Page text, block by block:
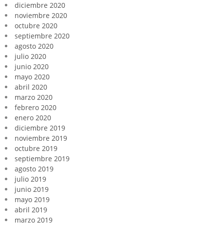
diciembre 2020
noviembre 2020
octubre 2020
septiembre 2020
agosto 2020
julio 2020
junio 2020
mayo 2020
abril 2020
marzo 2020
febrero 2020
enero 2020
diciembre 2019
noviembre 2019
octubre 2019
septiembre 2019
agosto 2019
julio 2019
junio 2019
mayo 2019
abril 2019
marzo 2019